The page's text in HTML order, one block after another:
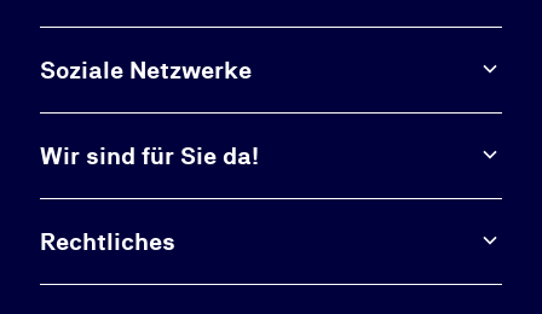
Soziale Netzwerke
Wir sind für Sie da!
Rechtliches